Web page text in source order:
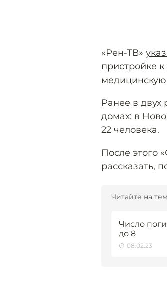
«Рен-ТВ»
пристройке
Ранее в двух
домах: в
22 человека.
После этого
рассказать,
Читайте на
Число
до 8
08.02.23